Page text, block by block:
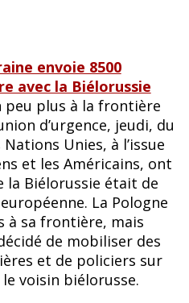
envoie 8500
avec la Biélorussie
peu plus à la frontière
d’urgence, jeudi, du
Unies, à l’issue
et les Américains, ont
la Biélorussie était de
La Pologne
à sa frontière, mais
de mobiliser des
et de policiers sur
voisin biélorusse.